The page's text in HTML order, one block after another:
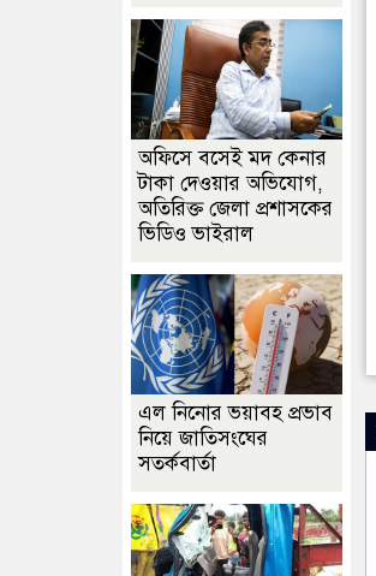
অফিসে বসেই মদ কেনার
টাকা দেওয়ার অভিযোগ,
অতিরিক্ত জেলা প্রশাসকের
ভিডিও ভাইরাল
এল নিনোর ভয়াবহ প্রভাব
নিয়ে জাতিসংঘের
সতর্কবার্তা